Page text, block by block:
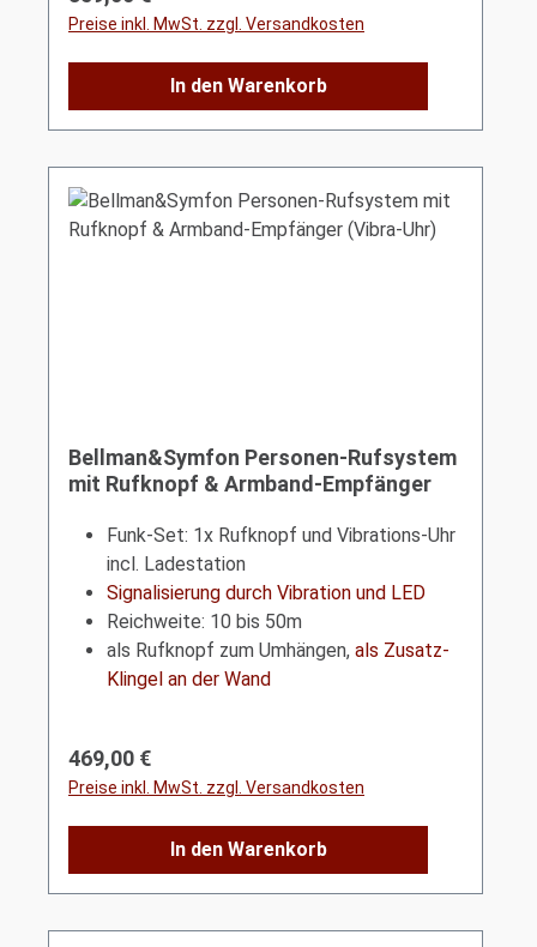
Preise inkl. MwSt. zzgl. Versandkosten
In den Warenkorb
Bellman&Symfon Personen-Rufsystem
mit Rufknopf & Armband-Empfänger
Funk-Set: 1x Rufknopf und Vibrations-Uhr
incl. Ladestation
Signalisierung durch Vibration und LED
Reichweite: 10 bis 50m
als Rufknopf zum Umhängen, als Zusatz-
Klingel an der Wand
Regulärer Preis:
469,00 €
Preise inkl. MwSt. zzgl. Versandkosten
In den Warenkorb